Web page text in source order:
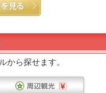
から探せます。